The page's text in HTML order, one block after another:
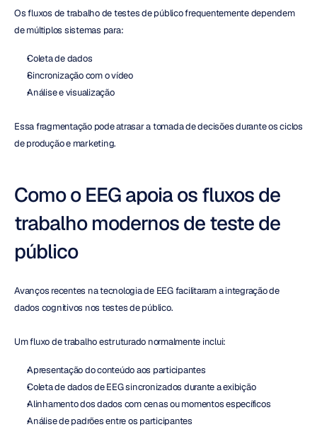
Os fluxos de trabalho de testes de público frequentemente dependem
de múltiplos sistemas para:
Coleta de dados
Sincronização com o vídeo
Análise e visualização
Essa fragmentação pode atrasar a tomada de decisões durante os ciclos
de produção e marketing.
Como o EEG apoia os fluxos de
trabalho modernos de teste de
público
Avanços recentes na tecnologia de EEG facilitaram a integração de
dados cognitivos nos testes de público.
Um fluxo de trabalho estruturado normalmente inclui:
Apresentação do conteúdo aos participantes
Coleta de dados de EEG sincronizados durante a exibição
Alinhamento dos dados com cenas ou momentos específicos
Análise de padrões entre os participantes